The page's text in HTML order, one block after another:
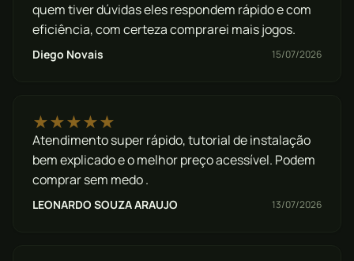
quem tiver dúvidas eles respondem rápido e com
eficiência, com certeza comprarei mais jogos.
Diego Novais 15/07/2026
★★★★★
Atendimento super rápido, tutorial de instalação
bem explicado e o melhor preço acessível. Podem
comprar sem medo .
LEONARDO SOUZA ARAUJO 13/07/2026